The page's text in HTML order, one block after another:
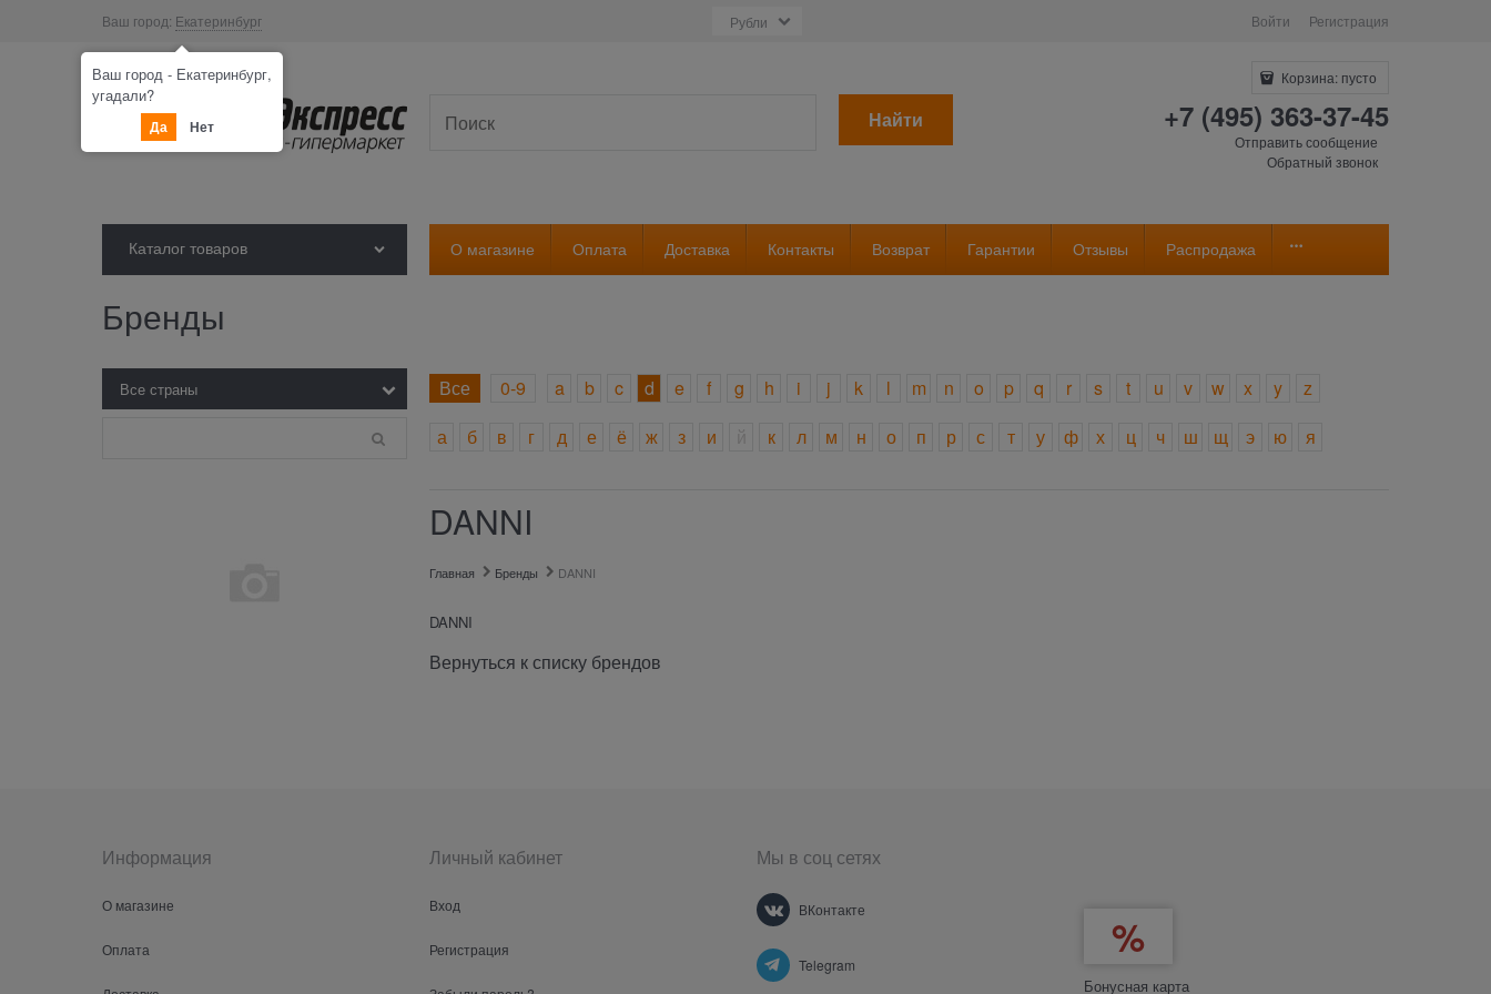
Ваш город: Екатеринбург Войти Регистрация
Найти
Корзина: пусто
+7 (495) 363-37-45
Отправить сообщение
Обратный звонок
Каталог товаров О магазине Оплата Доставка Контакты Возврат Гарантии Отзывы Распродажа
Бренды
Все 0-9 a b c d e f g h i j k l m n o p q r s t u v w x y
z
а
б в г д е ё ж з и к л м н о п р с т у ф х ц ч ш щ э ю я
DANNI
Главная Бренды DANNI
DANNI
Вернуться к списку брендов
Информация
О магазине
Оплата
Личный кабинет
Вход
Регистрация
Мы в соц сетях
ВКонтакте
Telegram
Бонусная карта
Ваш город - Екатеринбург,
угадали?
Да Нет